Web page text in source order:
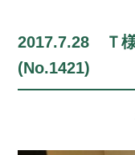
2017.7.28 Ｔ
(No.1421)